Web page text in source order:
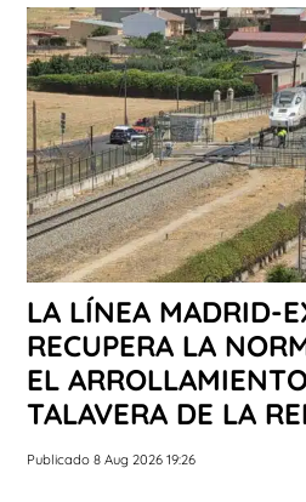
LA LÍNEA MADRID-
RECUPERA LA
EL
TALAVERA DE LA
Publicado 8 Aug 2026 19:26